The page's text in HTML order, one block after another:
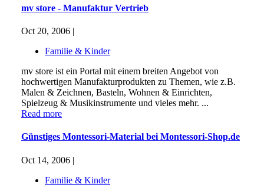
mv store - Manufaktur Vertrieb
Oct 20, 2006 |
Familie & Kinder
mv store ist ein Portal mit einem breiten Angebot von
hochwertigen Manufakturprodukten zu Themen, wie z.B.
Malen & Zeichnen, Basteln, Wohnen & Einrichten,
Spielzeug & Musikinstrumente und vieles mehr. ...
Read more
Günstiges Montessori-Material bei Montessori-Shop.de
Oct 14, 2006 |
Familie & Kinder